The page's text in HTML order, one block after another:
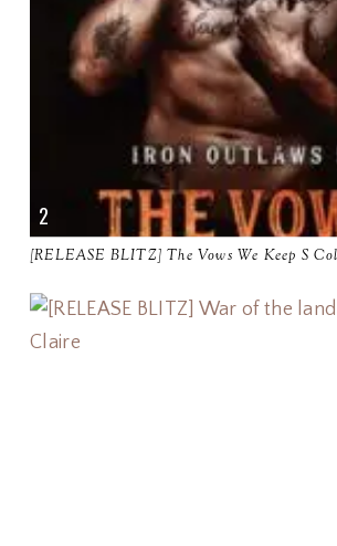
[RELEASE BLITZ] The Vows We Keep S